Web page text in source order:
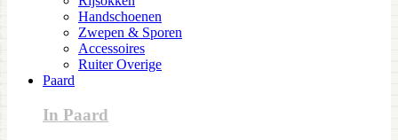
Handschoenen
Zwepen & Sporen
Accessoires
Ruiter Overige
Paard
In Paard